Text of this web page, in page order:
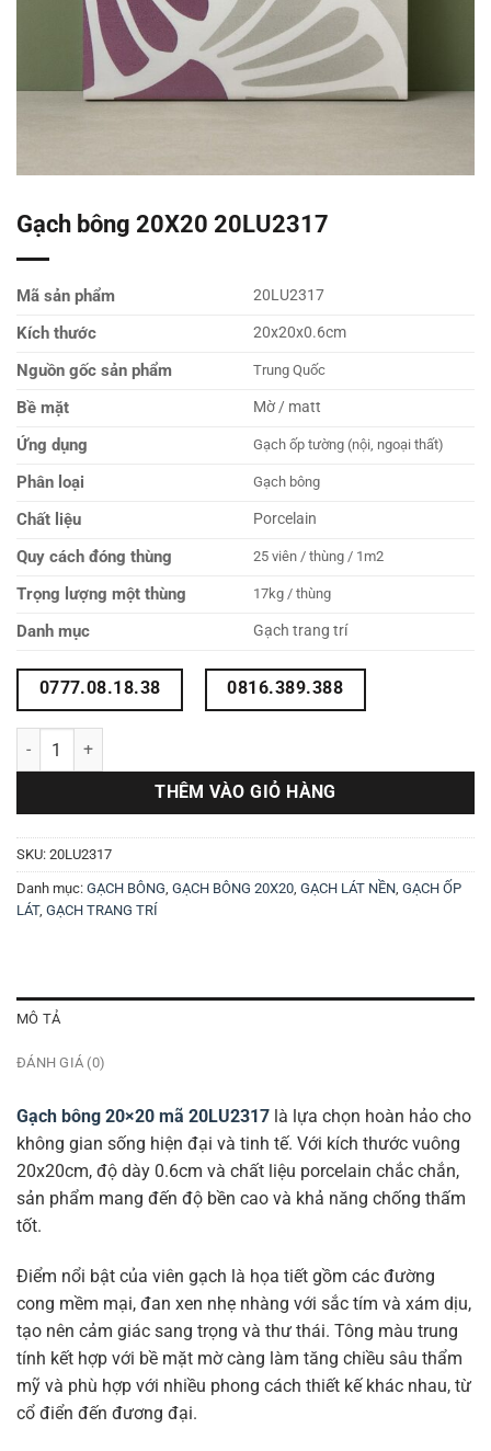
Gạch bông 20X20 20LU2317
Mã sản phẩm 20LU2317
Kích thước 20x20x0.6cm
Nguồn gốc sản phẩm Trung Quốc
Bề mặt Mờ / matt
Ứng dụng Gạch ốp tường (nội, ngoại thất)
Phân loại Gạch bông
Chất liệu Porcelain
Quy cách đóng thùng 25 viên / thùng / 1m2
Trọng lượng một thùng 17kg / thùng
Danh mục Gạch trang trí
0777.08.18.38 0816.389.388
Gạch bông 20X20 20LU2317 số lượng
THÊM VÀO GIỎ HÀNG
SKU: 20LU2317
Danh mục: GẠCH BÔNG, GẠCH BÔNG 20X20, GẠCH LÁT NỀN, GẠCH ỐP
LÁT, GẠCH TRANG TRÍ
MÔ TẢ
ĐÁNH GIÁ (0)
Gạch bông 20×20 mã 20LU2317 là lựa chọn hoàn hảo cho
không gian sống hiện đại và tinh tế. Với kích thước vuông
20x20cm, độ dày 0.6cm và chất liệu porcelain chắc chắn,
sản phẩm mang đến độ bền cao và khả năng chống thấm
tốt.
Điểm nổi bật của viên gạch là họa tiết gồm các đường
cong mềm mại, đan xen nhẹ nhàng với sắc tím và xám dịu,
tạo nên cảm giác sang trọng và thư thái. Tông màu trung
tính kết hợp với bề mặt mờ càng làm tăng chiều sâu thẩm
mỹ và phù hợp với nhiều phong cách thiết kế khác nhau, từ
cổ điển đến đương đại.